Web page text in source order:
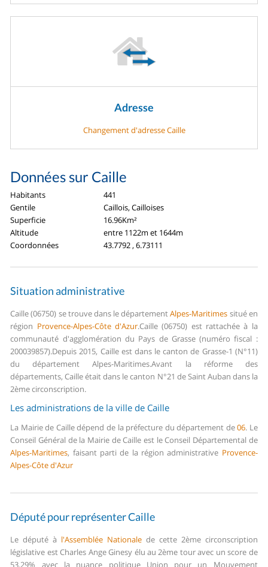
Adresse
Changement d'adresse Caille
Données sur Caille
Habitants
441
Gentile
Caillois, Cailloises
Superficie
16.96Km²
Altitude
entre 1122m et 1644m
Coordonnées
43.7792 , 6.73111
Situation administrative
Caille (06750) se trouve dans le départementAlpes-Maritimes situé en
région Provence-Alpes-Côte d'Azur.Caille (06750) est rattachée à la
communauté d'agglomération du Pays de Grasse (numéro fiscal :
200039857).Depuis 2015, Caille est dans le canton de Grasse-1 (N°11)
du département Alpes-Maritimes.Avant la réforme des
départements, Caille était dans le canton N°21 de Saint Auban dans la
2ème circonscription.
Les administrations de la ville de Caille
La Mairie de Caille dépend de la préfecture du département de06. Le
Conseil Général de la Mairie de Caille est le Conseil Départemental de
Alpes-Maritimes, faisant parti de la région administrative Provence-
Alpes-Côte d'Azur
Député pour représenter Caille
Le député à l'Assemblée Nationale de cette 2ème circonscription
législative est Charles Ange Ginesy élu au 2ème tour avec un score de